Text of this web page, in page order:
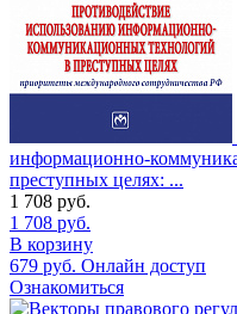
информационно-
преступных целях: ...
1 708 руб.
1 708 руб.
В корзину
679 руб. Онлайн доступ
Ознакомиться